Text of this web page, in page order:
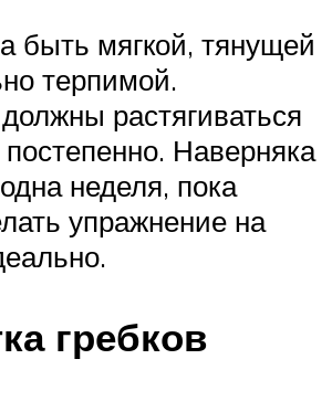
быть мягкой, тянущей
терпимой.
растягиваться
Наверняка
неделя, пока
упражнение на
гребков